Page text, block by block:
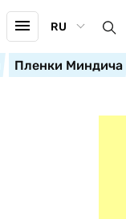
RU
Пленки Миндича